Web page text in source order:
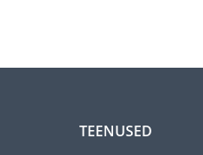
TEENUSED